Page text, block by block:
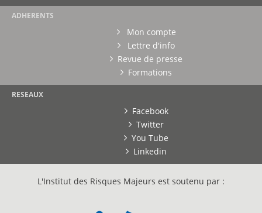
ADHERENTS
Mon compte
Lettre d'info
Revue de presse
Formations
RESEAUX
Facebook
Twitter
You Tube
Linkedin
L'Institut des Risques Majeurs est soutenu par :